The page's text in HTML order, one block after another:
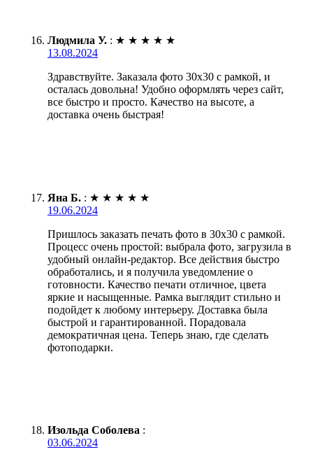
Людмила У. : ★ ★ ★ ★ ★
13.08.2024
Здравствуйте. Заказала фото 30х30 с рамкой, и
осталась довольна! Удобно оформлять через сайт,
все быстро и просто. Качество на высоте, а
доставка очень быстрая!
Яна Б. : ★ ★ ★ ★ ★
19.06.2024
Пришлось заказать печать фото в 30х30 с рамкой.
Процесс очень простой: выбрала фото, загрузила в
удобный онлайн-редактор. Все действия быстро
обработались, и я получила уведомление о
готовности. Качество печати отличное, цвета
яркие и насыщенные. Рамка выглядит стильно и
подойдет к любому интерьеру. Доставка была
быстрой и гарантированной. Порадовала
демократичная цена. Теперь знаю, где сделать
фотоподарки.
Изольда Соболева :
03.06.2024